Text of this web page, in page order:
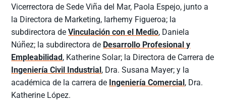
Vicerrectora de Sede Viña del Mar, Paola Espejo, junto a
la Directora de Marketing, Iarhemy Figueroa; la
subdirectora deVinculación con el Medio, Daniela
Núñez; la subdirectora de Desarrollo Profesional y
Empleabilidad, Katherine Solar; la Directora de Carrera de
Ingeniería Civil Industrial, Dra. Susana Mayer; y la
académica de la carrera de Ingeniería Comercial, Dra.
Katherine López.